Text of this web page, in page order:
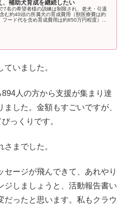
、補助犬育成を継続したい
7名の希望者様の訓練は制限され、老犬・引退
む約40頭の所属犬の育成費用（獣医療費は約
フード代を含め育成費用は約850万円程度）...
いました。
人の方から支援が集まり達
した。金額もすごいですが、
っくりです。
までした。
セージが飛んできて、あれやり
ジしましょうと、活動報告書い
だったと思います。私もクラウ